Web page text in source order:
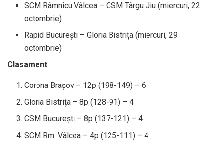
SCM Râmnicu Vâlcea – CSM Târgu Jiu (miercuri, 22
octombrie)
Rapid București – Gloria Bistrița (miercuri, 29
octombrie)
Clasament
Corona Brașov – 12p (198-149) – 6
Gloria Bistrița – 8p (128-91) – 4
CSM București – 8p (137-121) – 4
SCM Rm. Vâlcea – 4p (125-111) – 4